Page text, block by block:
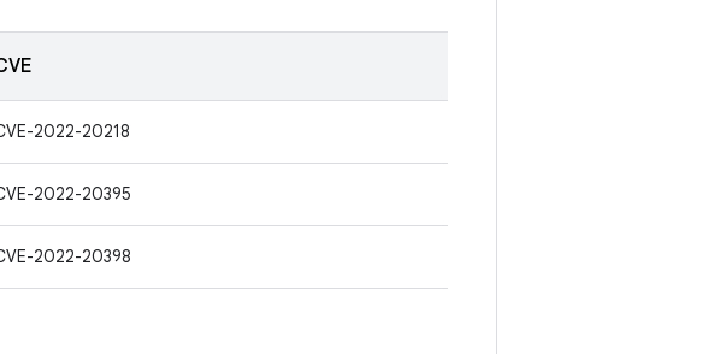
2022-20218
2022-20395
2022-20398